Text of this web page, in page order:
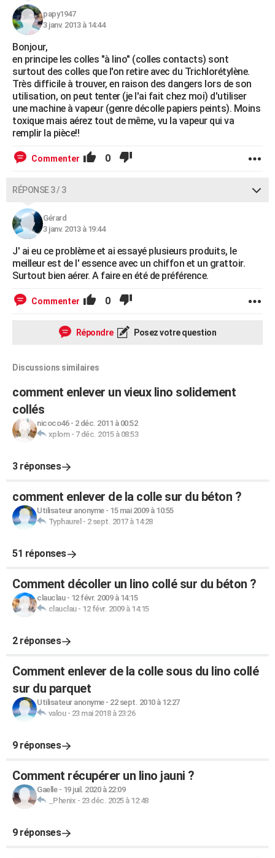
papy1947
3 janv. 2013 à 14:44
Bonjour,
en principe les colles "à lino" (colles contacts) sont
surtout des colles que l'on retire avec du Trichlorétylène.
Très difficile à trouver, en raison des dangers lors de son
utilisation, on peut tenter (je l'ai fait chez moi) d'utiliser
une machine à vapeur (genre décolle papiers peints). Moins
toxique mais aérez tout de même, vu la vapeur qui va
remplir la pièce!!
Commenter 0
RÉPONSE 3 / 3
Gérard
3 janv. 2013 à 19:44
J' ai eu ce problème et ai essayé plusieurs produits, le
meilleur est de l' essence avec un chiffon et un grattoir.
Surtout bien aérer. A faire en été de préférence.
Commenter 0
Répondre Posez votre question
Discussions similaires
comment enlever un vieux lino solidement
collés
nicoco46- 2 déc. 2011 à 00:52
xplom- 7 déc. 2015 à 08:53
3 réponses
comment enlever de la colle sur du béton ?
Utilisateur anonyme- 15 mai 2009 à 10:55
Typhaurel - 2 sept. 2017 à 14:28
51 réponses
Comment décoller un lino collé sur du béton ?
clauclau- 12 févr. 2009 à 14:15
clauclau- 12 févr. 2009 à 14:15
2 réponses
Comment enlever de la colle sous du lino collé
sur du parquet
Utilisateur anonyme- 22 sept. 2010 à 12:27
valou- 23 mai 2018 à 23:26
9 réponses
Comment récupérer un lino jauni ?
Gaelle- 19 juil. 2020 à 22:09
_Phenix - 23 déc. 2025 à 12:48
9 réponses